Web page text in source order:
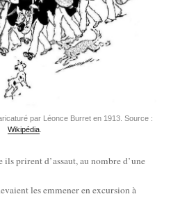
par Léonce Bur­ret en 1913. Source :
Wiki­pé­dia.
prirent d’as­saut, au nombre d’une
les emme­ner en excur­sion à